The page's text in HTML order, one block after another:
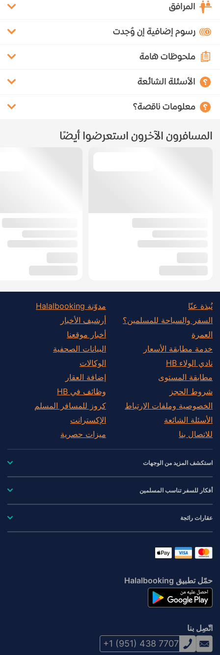
المرافق
رسوم إضافية إن وُجدت
ملحوظات هامة
الأسئلة الشائعة
معلومات ناقصة؟
المسافرون الآخرون استعرضوا أيضًا
نُبذة عنّا
السفر والسياحة للمسلمين؟
العمرة
خدمة مطابقة الأسعار
نادي الولاء HB
مطابقة المستوى
شروط الحجز
الخصوصية وملفات الارتباط
الأسئلة الشائعة
للاتصال بنا
مدوّنة Halalbooking
أرشيف الأخبار
أخبار موقعنا
البيانات الصحفية
الوكالات
إضافة العقار
وظائف في HB
كروز للمسافر المسلم
الإكسترانت
ميزات حصرية
استكشف المزيد من الوجهات
أفكار للسفر تناسب المسلمين
عقارات رائجة
حمّل تطبيق Halalbooking
اتّصِل بنا
+1 (951) 438 7707